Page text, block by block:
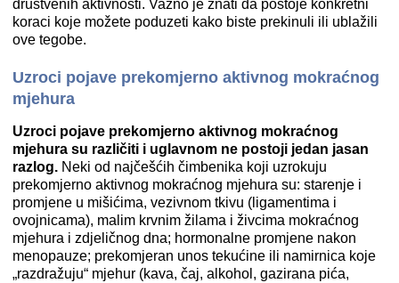
društvenih aktivnosti. Važno je znati da postoje konkretni
koraci koje možete poduzeti kako biste prekinuli ili ublažili
ove tegobe.
Uzroci pojave prekomjerno aktivnog mokraćnog
mjehura
Uzroci pojave prekomjerno aktivnog mokraćnog
mjehura su različiti i uglavnom ne postoji jedan jasan
razlog. Neki od najčešćih čimbenika koji uzrokuju
prekomjerno aktivnog mokraćnog mjehura su: starenje i
promjene u mišićima, vezivnom tkivu (ligamentima i
ovojnicama), malim krvnim žilama i živcima mokraćnog
mjehura i zdjeličnog dna; hormonalne promjene nakon
menopauze; prekomjeran unos tekućine ili namirnica koje
„razdražuju“ mjehur (kava, čaj, alkohol, gazirana pića,